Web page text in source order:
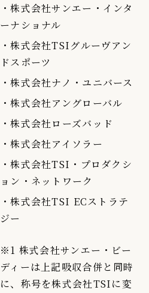
・株式会社サンエー・インタ
ーナショナル
・株式会社TSIグルーヴアン
ドスポーツ
・株式会社ナノ・ユニバース
・株式会社アングローバル
・株式会社ローズバッド
・株式会社アイソラー
・株式会社TSI・プロダクシ
ョン・ネットワーク
・株式会社TSI ECストラテ
ジー
※1 株式会社サンエー・ビー
ディーは上記吸収合併と同時
に、称号を株式会社TSIに変